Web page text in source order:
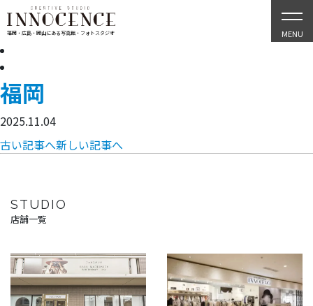
福岡・広島・岡山にある写真館・フォトスタジオ MENU
福岡
2025.11.04
古い記事へ新しい記事へ
STUDIO
店舗一覧